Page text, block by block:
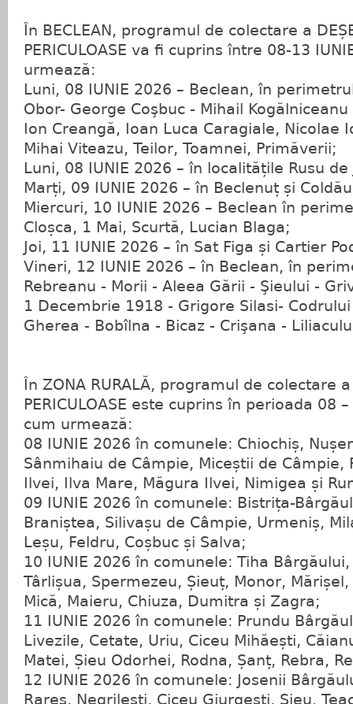
În BECLEAN, programul de colectare a
PERICULOASE va fi cuprins între 08-13
urmează:
Luni, 08 IUNIE 2026 – Beclean, în
Obor- George Coşbuc - Mihail
Ion Creangă, Ioan Luca Caragiale, Nicolae
Mihai Viteazu, Teilor, Toamnei, Primăverii;
Luni, 08 IUNIE 2026 – în localitățile Rusu de
Marți, 09 IUNIE 2026 – în Beclenuț și Coldău
Miercuri, 10 IUNIE 2026 – Beclean în
Cloșca, 1 Mai, Scurtă, Lucian Blaga;
Joi, 11 IUNIE 2026 – în Sat Figa și Cartier
Vineri, 12 IUNIE 2026 – în Beclean, în
Rebreanu - Morii - Aleea Gării - Şieului -
1 Decembrie 1918 - Grigore Silasi-
Gherea - Bobîlna - Bicaz - Crişana -
În ZONA RURALĂ, programul de colectare a
PERICULOASE este cuprins în perioada 08
cum urmează:
08 IUNIE 2026 în comunele: Chiochiș,
Sânmihaiu de Câmpie, Miceștii de Câmpie,
Ilvei, Ilva Mare, Măgura Ilvei, Nimigea și
09 IUNIE 2026 în comunele: Bistrița-
Braniștea, Silivașu de Câmpie, Urmeniș,
Leșu, Feldru, Coșbuc și Salva;
10 IUNIE 2026 în comunele: Tiha
Târlișua, Spermezeu, Șieuț, Monor,
Mică, Maieru, Chiuza, Dumitra și Zagra;
11 IUNIE 2026 în comunele: Prundu
Livezile, Cetate, Uriu, Ciceu Mihăești,
Matei, Șieu Odorhei, Rodna, Șanț, Rebra,
12 IUNIE 2026 în comunele: Josenii
Rareș, Negrilești, Ciceu Giurgești, Șieu,